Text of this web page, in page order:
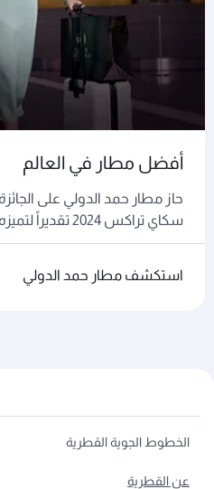
أفضل مطار في العالم
حاز مطار حمد الدولي على
سكاي تراكس 2024 تقديراً لتميزه وابتكاراته.
استكشف مطار حمد الدولي
الخطوط الجوية القطرية
عن القطرية